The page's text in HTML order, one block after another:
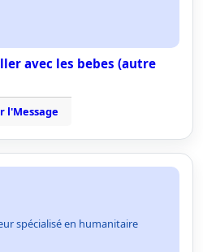
avec les bebes (autre
l'Message
spécialisé en humanitaire